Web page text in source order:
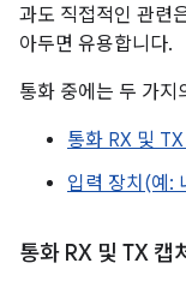
과도 직접적인 관련
아두면 유용합니다.
통화 중에는 두 가지
통화 RX 및
입력 장치(예:
통화 RX 및 TX 캡